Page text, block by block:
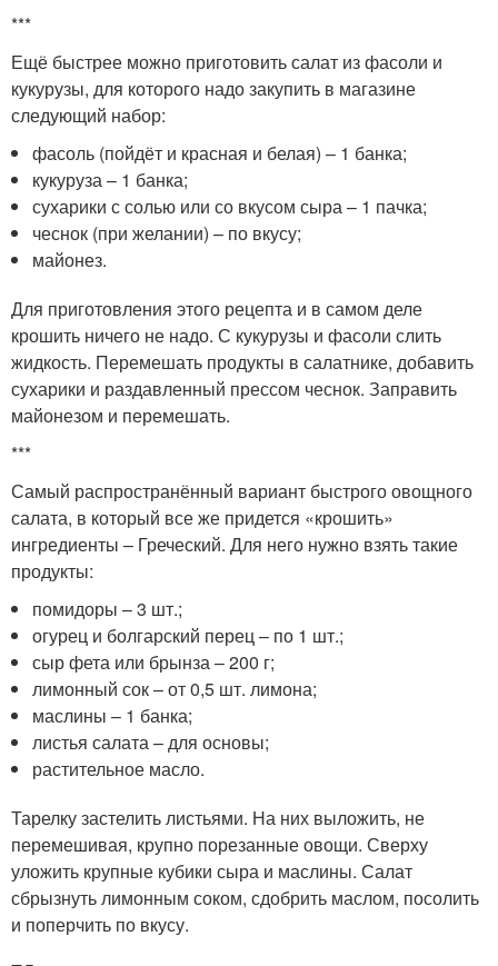
***
Ещё быстрее можно приготовить салат из фасоли и
кукурузы, для которого надо закупить в магазине
следующий набор:
фасоль (пойдёт и красная и белая) – 1 банка;
кукуруза – 1 банка;
сухарики с солью или со вкусом сыра – 1 пачка;
чеснок (при желании) – по вкусу;
майонез.
Для приготовления этого рецепта и в самом деле
крошить ничего не надо. С кукурузы и фасоли слить
жидкость. Перемешать продукты в салатнике, добавить
сухарики и раздавленный прессом чеснок. Заправить
майонезом и перемешать.
***
Самый распространённый вариант быстрого овощного
салата, в который все же придется «крошить»
ингредиенты – Греческий. Для него нужно взять такие
продукты:
помидоры – 3 шт.;
огурец и болгарский перец – по 1 шт.;
сыр фета или брынза – 200 г;
лимонный сок – от 0,5 шт. лимона;
маслины – 1 банка;
листья салата – для основы;
растительное масло.
Тарелку застелить листьями. На них выложить, не
перемешивая, крупно порезанные овощи. Сверху
уложить крупные кубики сыра и маслины. Салат
сбрызнуть лимонным соком, сдобрить маслом, посолить
и поперчить по вкусу.